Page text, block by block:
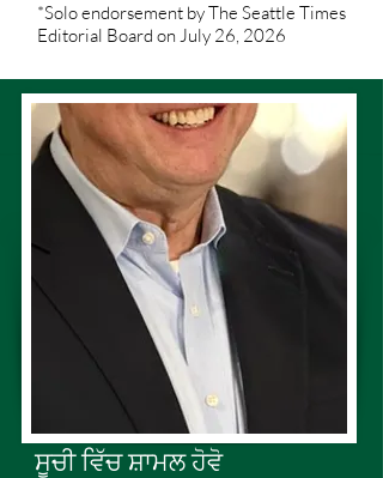
*Solo endorsement by The Seattle Times
Editorial Board on July 26, 2026
ਸੂਚੀ ਵਿੱਚ ਸ਼ਾਮਲ ਹੋਵੋ